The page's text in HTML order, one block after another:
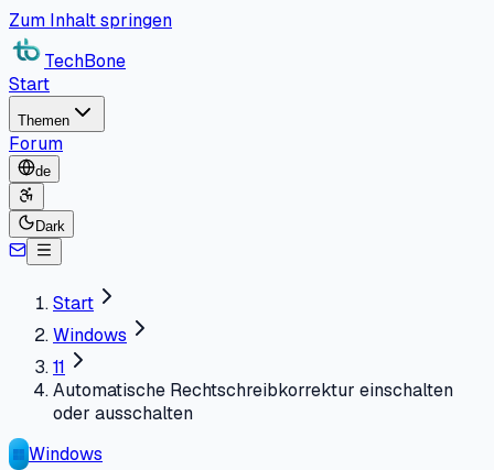
Zum Inhalt springen
TechBone
Start
Themen
Forum
de
Dark
Start
Windows
11
Automatische Rechtschreibkorrektur einschalten
oder ausschalten
Windows